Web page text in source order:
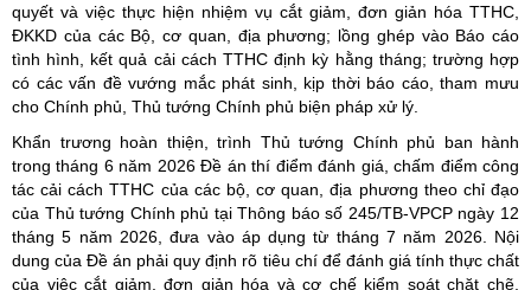
quyết và việc thực hiện nhiệm vụ cắt giảm, đơn giản hóa TTHC,
ĐKKD của các Bộ, cơ quan, địa phương; lồng ghép vào Báo cáo
tình hình, kết quả cải cách TTHC định kỳ hằng tháng; trường hợp
có các vấn đề vướng mắc phát sinh, kịp thời báo cáo, tham mưu
cho Chính phủ, Thủ tướng Chính phủ biện pháp xử lý.
Khẩn trương hoàn thiện, trình Thủ tướng Chính phủ ban hành
trong tháng 6 năm 2026 Đề án thí điểm đánh giá, chấm điểm công
tác cải cách TTHC của các bộ, cơ quan, địa phương theo chỉ đạo
của Thủ tướng Chính phủ tại Thông báo số 245/TB-VPCP ngày 12
tháng 5 năm 2026, đưa vào áp dụng từ tháng 7 năm 2026. Nội
dung của Đề án phải quy định rõ tiêu chí để đánh giá tính thực chất
của việc cắt giảm, đơn giản hóa và cơ chế kiểm soát chặt chẽ,